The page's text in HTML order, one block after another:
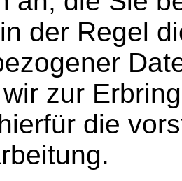
der Regel
zur
die